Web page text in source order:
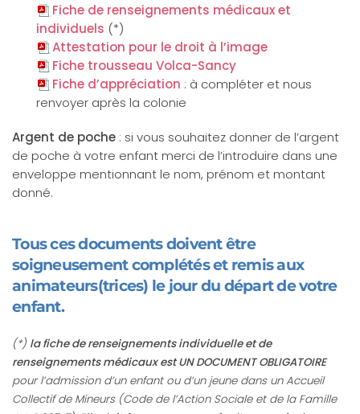
Fiche de renseignements médicaux et
individuels (*)
Attestation pour le droit à l’image
Fiche trousseau Volca-Sancy
Fiche d’appréciation : à compléter et nous
renvoyer après la colonie
Argent de poche : si vous souhaitez donner de l’argent
de poche à votre enfant merci de l’introduire dans une
enveloppe mentionnant le nom, prénom et montant
donné.
Tous ces documents doivent être
soigneusement complétés et remis aux
animateurs(trices) le jour du départ de votre
enfant.
(*) la fiche de renseignements individuelle et de
renseignements médicaux est UN DOCUMENT OBLIGATOIRE
pour l’admission d’un enfant ou d’un jeune dans un Accueil
Collectif de Mineurs (Code de l’Action Sociale et de la Famille